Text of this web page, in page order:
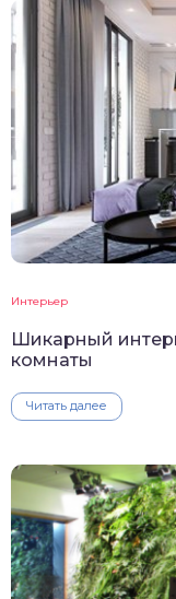
Интерьер
Шикарный
комнаты
Читать далее